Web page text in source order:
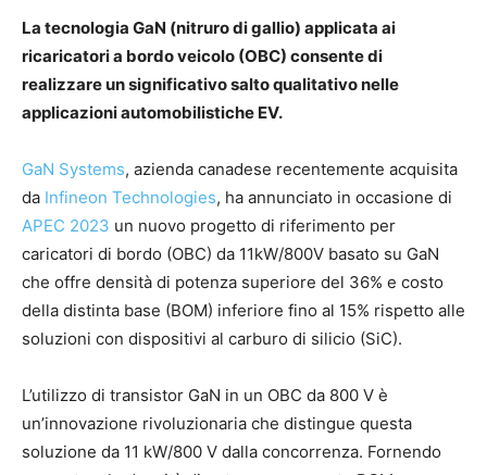
La tecnologia GaN (nitruro di gallio) applicata ai
ricaricatori a bordo veicolo (OBC) consente di
realizzare un significativo salto qualitativo nelle
applicazioni automobilistiche EV.
GaN Systems, azienda canadese recentemente acquisita
da Infineon Technologies, ha annunciato in occasione di
APEC 2023 un nuovo progetto di riferimento per
caricatori di bordo (OBC) da 11kW/800V basato su GaN
che offre densità di potenza superiore del 36% e costo
della distinta base (BOM) inferiore fino al 15% rispetto alle
soluzioni con dispositivi al carburo di silicio (SiC).
L’utilizzo di transistor GaN in un OBC da 800 V è
un’innovazione rivoluzionaria che distingue questa
soluzione da 11 kW/800 V dalla concorrenza. Fornendo